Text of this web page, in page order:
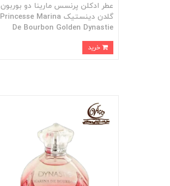
عطر ادکلن پرنسس مارینا دو بوربون
گلدن دینستیک Princesse Marina
De Bourbon Golden Dynastie